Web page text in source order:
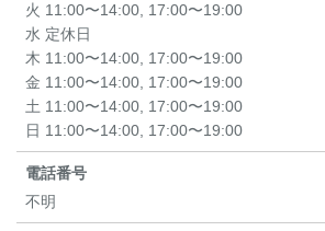
火 11:00〜14:00, 17:00〜19:00
水 定休日
木 11:00〜14:00, 17:00〜19:00
金 11:00〜14:00, 17:00〜19:00
土 11:00〜14:00, 17:00〜19:00
日 11:00〜14:00, 17:00〜19:00
電話番号
不明